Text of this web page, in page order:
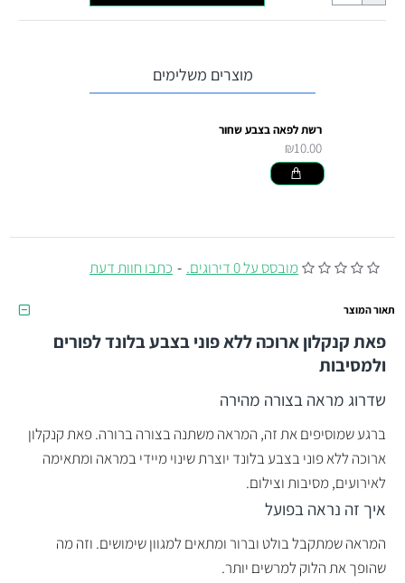
מובסס על 0 דירוגים. - כתבו חוות דעת
מוצרים משלימים
רשת לפאה בצבע שחור
₪10.00
תאור המוצר
פאת קנקלון ארוכה ללא פוני בצבע בלונד לפורים
ולמסיבות
שדרוג מראה בצורה מהירה
ברגע שמוסיפים את זה, המראה משתנה בצורה ברורה. פאת קנקלון
ארוכה ללא פוני בצבע בלונד יוצרת שינוי מיידי במראה ומתאימה
לאירועים, מסיבות וצילום.
איך זה נראה בפועל
המראה שמתקבל בולט וברור ומתאים למגוון שימושים. וזה מה
שהופך את הלוק למרשים יותר.